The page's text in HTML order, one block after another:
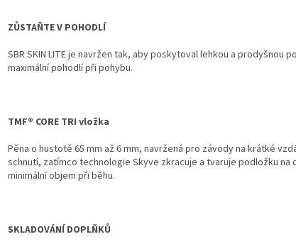
ZŮSTAŇTE V POHODLÍ
SBR SKIN LITE je navržen tak, aby poskytoval lehkou a
maximální pohodlí při pohybu.
TMF® CORE TRI vložka
Pěna o hustotě 65 mm až 6 mm, navržená pro závody na krátké
schnutí, zatímco technologie Skyve zkracuje a tvaruje podložku
minimální objem při běhu.
SKLADOVÁNÍ DOPLŇKŮ